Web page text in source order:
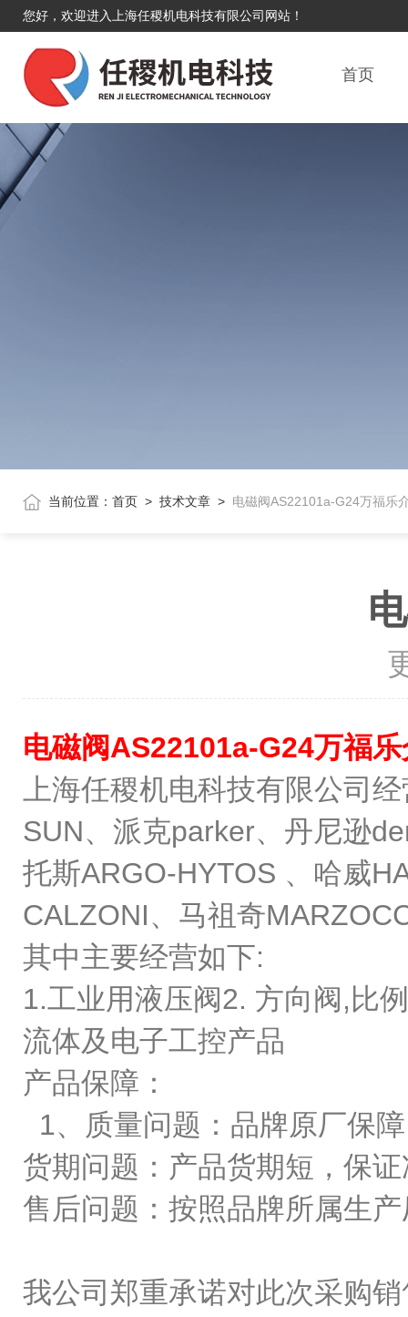
您好，欢迎进入上海任稷机电科技有限公司网站！
首页
当前位置： 首页 > 技术文章 > 电磁阀AS22101a-G24万福乐
电磁阀AS22101a-G24万福
上海任稷机电科技有限公司
SUN、派克parker、丹尼逊
托斯ARGO-HYTOS 、哈威
CALZONI、马祖奇
其中主要经营如下:
1.工业用液压阀2. 方向阀,比
流体及电子工控产品
产品保障：
1、质量问题：品牌原厂保
货期问题：产品货期短，保
售后问题：按照品牌所属生
我公司郑重承诺对此次采购